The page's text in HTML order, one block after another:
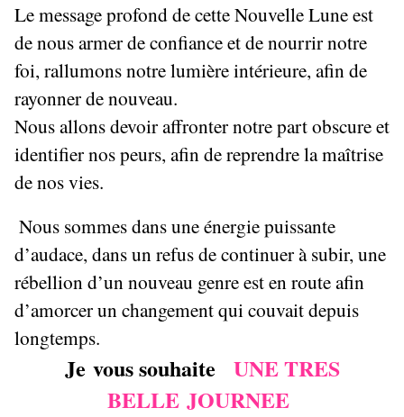
Le message profond de cette Nouvelle Lune est
de nous armer de confiance et de nourrir notre
foi, rallumons notre lumière intérieure, afin de
rayonner de nouveau.
Nous allons devoir affronter notre part obscure et
identifier nos peurs, afin de reprendre la maîtrise
de nos vies.
Nous sommes dans une énergie puissante
d’audace, dans un refus de continuer à subir, une
rébellion d’un nouveau genre est en route afin
d’amorcer un changement qui couvait depuis
longtemps.
Je vous souhaite UNE TRES
BELLE JOURNEE